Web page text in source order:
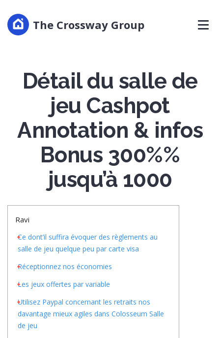
The Crossway Group
Détail du salle de
jeu Cashpot
Annotation & infos
Bonus 300%%
jusqu’à 1000
Ravi
Ce dont’il suffira évoquer des règlements au
salle de jeu quelque peu par carte visa
Réceptionnez nos économies
Les jeux offertes par variable
Utilisez Paypal concernant les retraits nos
davantage mieux agiles dans Colosseum Salle
de jeu